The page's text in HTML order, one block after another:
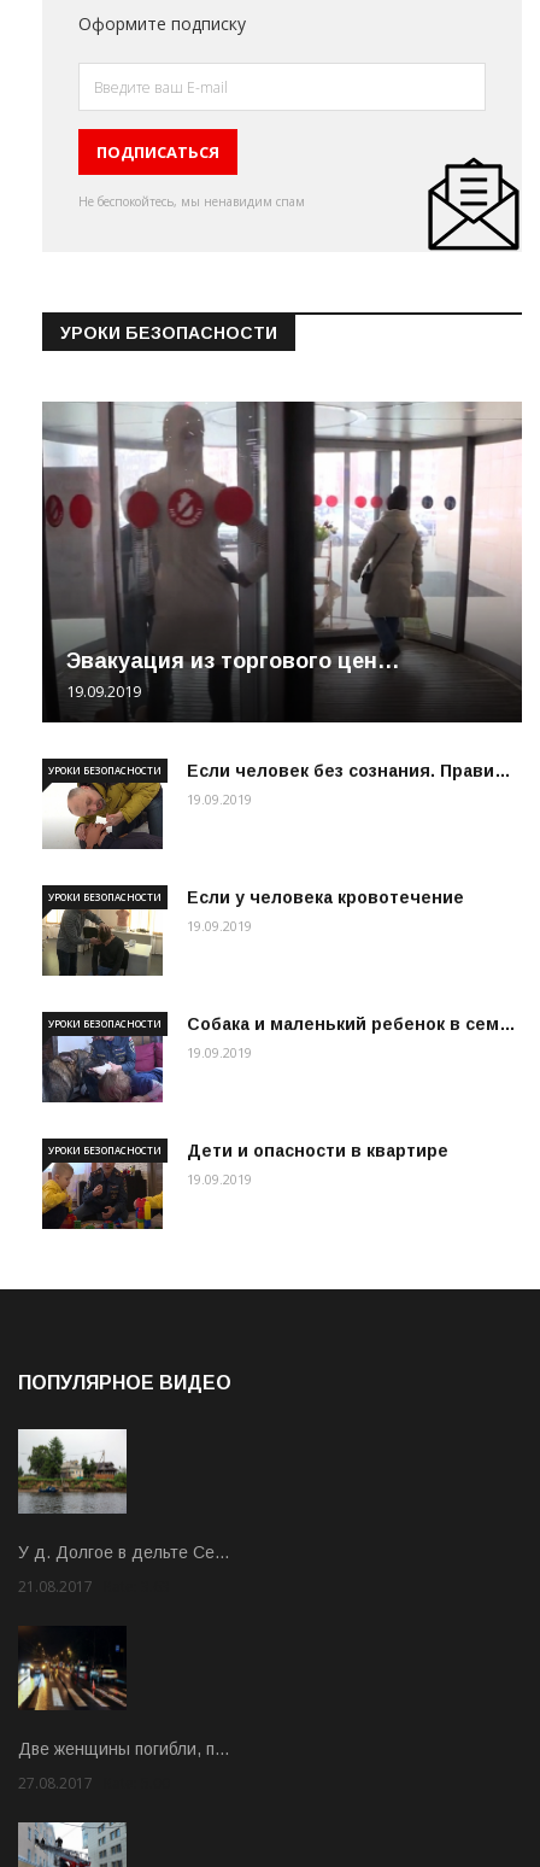
Оформите подписку
Не беспокойтесь, мы ненавидим спам
УРОКИ БЕЗОПАСНОСТИ
Эвакуация из торгового цен…
19.09.2019
Если человек без сознания. Прави…
УРОКИ БЕЗОПАСНОСТИ
19.09.2019
Если у человека кровотечение
УРОКИ БЕЗОПАСНОСТИ
19.09.2019
Собака и маленький ребенок в сем…
УРОКИ БЕЗОПАСНОСТИ
19.09.2019
Дети и опасности в квартире
УРОКИ БЕЗОПАСНОСТИ
19.09.2019
ПОПУЛЯРНОЕ ВИДЕО
У д. Долгое в дельте Се…
21.08.2017
Две женщины погибли, п…
27.08.2017